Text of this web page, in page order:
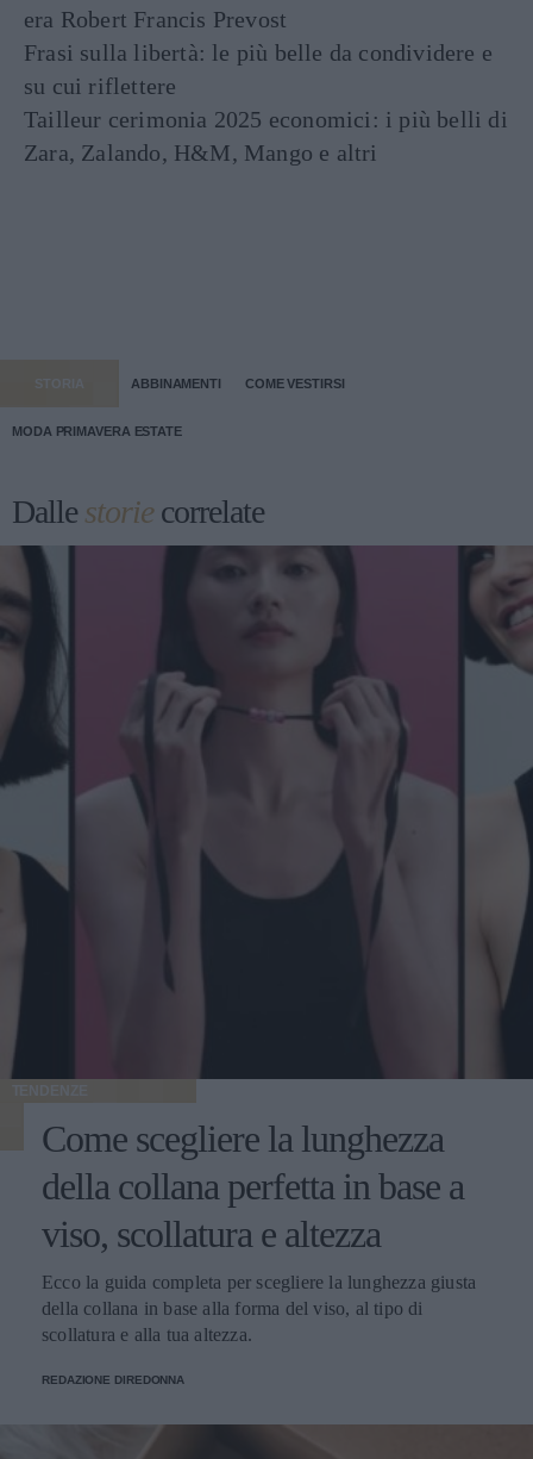
era Robert Francis Prevost
Frasi sulla libertà: le più belle da condividere e
su cui riflettere
Tailleur cerimonia 2025 economici: i più belli di
Zara, Zalando, H&M, Mango e altri
STORIA ABBINAMENTI COME VESTIRSI
MODA PRIMAVERA ESTATE
Dallestoriecorrelate
TENDENZE
Come scegliere la lunghezza
della collana perfetta in base a
viso, scollatura e altezza
Ecco la guida completa per scegliere la lunghezza giusta
della collana in base alla forma del viso, al tipo di
scollatura e alla tua altezza.
REDAZIONE DIREDONNA